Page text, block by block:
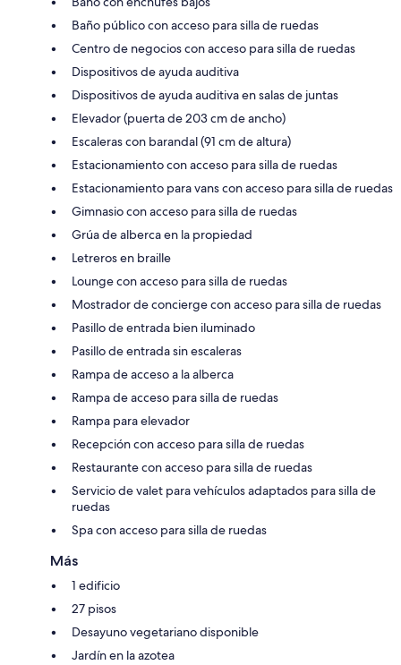
Baño público con acceso para silla de ruedas
Centro de negocios con acceso para silla de ruedas
Dispositivos de ayuda auditiva
Dispositivos de ayuda auditiva en salas de juntas
Elevador (puerta de 203 cm de ancho)
Escaleras con barandal (91 cm de altura)
Estacionamiento con acceso para silla de ruedas
Estacionamiento para vans con acceso para silla de ruedas
Gimnasio con acceso para silla de ruedas
Grúa de alberca en la propiedad
Letreros en braille
Lounge con acceso para silla de ruedas
Mostrador de concierge con acceso para silla de ruedas
Pasillo de entrada bien iluminado
Pasillo de entrada sin escaleras
Rampa de acceso a la alberca
Rampa de acceso para silla de ruedas
Rampa para elevador
Recepción con acceso para silla de ruedas
Restaurante con acceso para silla de ruedas
Servicio de valet para vehículos adaptados para silla de
ruedas
Spa con acceso para silla de ruedas
Más
1 edificio
27 pisos
Desayuno vegetariano disponible
Jardín en la azotea